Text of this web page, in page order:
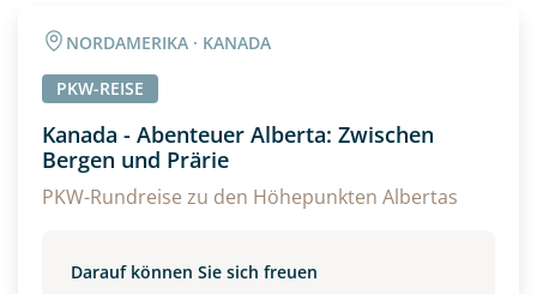
NORDAMERIKA · KANADA
PKW-REISE
Kanada - Abenteuer Alberta: Zwischen
Bergen und Prärie
PKW-Rundreise zu den Höhepunkten Albertas
Darauf können Sie sich freuen
Alter
Unterkunft